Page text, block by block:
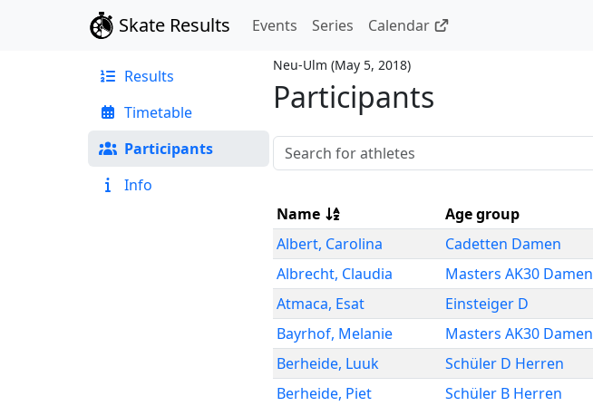
Skate Results Events Series Calendar
Results
Timetable
Participants
Info
Neu-Ulm (May 5, 2018)
Participants
Name Age group
Albert, Carolina Cadetten Damen
Albrecht, Claudia Masters AK30 Damen
Atmaca, Esat Einsteiger D
Bayrhof, Melanie Masters AK30 Damen
Berheide, Luuk Schüler D Herren
Berheide, Piet Schüler B Herren